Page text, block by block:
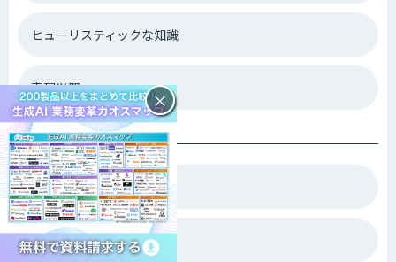
ヒューリスティックな知識
表現学習
ふ
物体検出
物体認識
×